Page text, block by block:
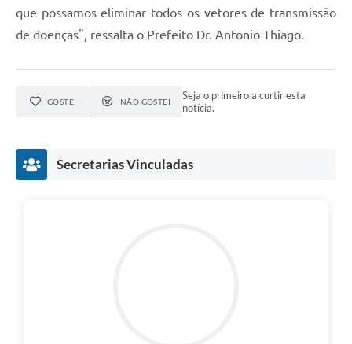
que possamos eliminar todos os vetores de transmissão
de doenças", ressalta o Prefeito Dr. Antonio Thiago.
GOSTEI NÃO GOSTEI
Seja o primeiro a curtir esta
notícia.
Secretarias Vinculadas